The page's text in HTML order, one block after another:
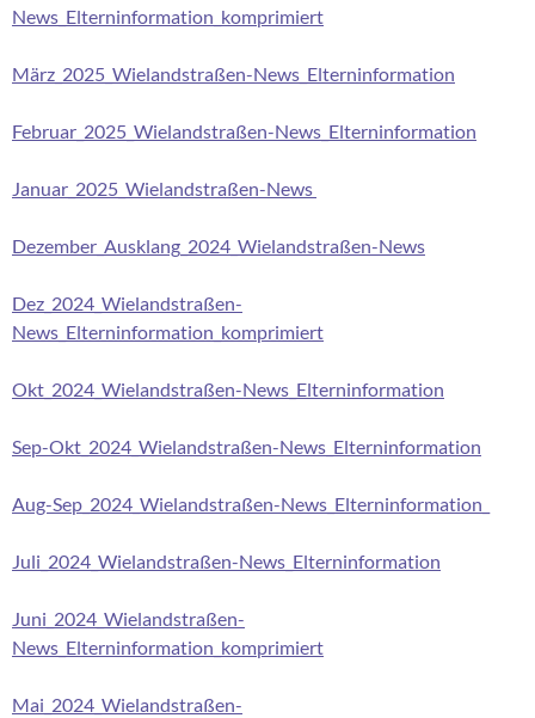
News_Elterninformation_komprimiert
März_2025_Wielandstraßen-News_Elterninformation
Februar_2025_Wielandstraßen-News_Elterninformation
Januar_2025_Wielandstraßen-News
Dezember_Ausklang_2024_Wielandstraßen-News
Dez_2024_Wielandstraßen-
News_Elterninformation_komprimiert
Okt_2024_Wielandstraßen-News_Elterninformation
Sep-Okt_2024_Wielandstraßen-News_Elterninformation
Aug-Sep_2024_Wielandstraßen-News_Elterninformation_
Juli_2024_Wielandstraßen-News_Elterninformation
Juni_2024_Wielandstraßen-
News_Elterninformation_komprimiert
Mai_2024_Wielandstraßen-